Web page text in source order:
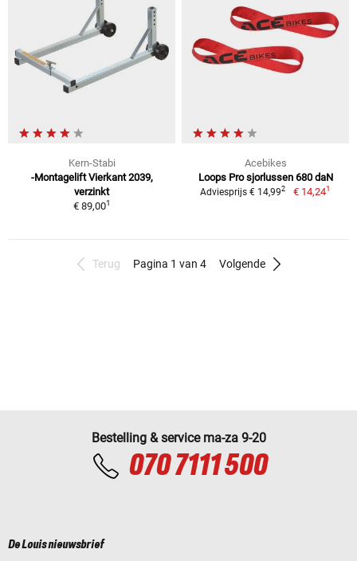
Kern-Stabi
-Montagelift Vierkant 2039,
verzinkt
€ 89,001
Acebikes
Loops Pro sjorlussen 680 daN
Adviesprijs € 14,992 € 14,241
Terug Pagina 1 van 4 Volgende
Bestelling & service ma-za 9-20
070 7111 500
De Louis nieuwsbrief